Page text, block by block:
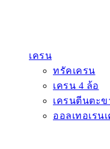
เครน
ทรัคเครน
เครน 4 ล้อ
เครนตีนตะข
ออลเทอเรน